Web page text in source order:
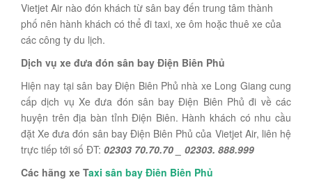
Vietjet Air nào đón khách từ sân bay đến trung tâm thành
phố nên hành khách có thể đi taxi, xe ôm hoặc thuê xe của
các công ty du lịch.
Dịch vụ xe đưa đón sân bay Điện Biên Phủ
Hiện nay tại sân bay Điện Biên Phủ nhà xe Long Giang cung
cấp dịch vụ Xe đưa đón sân bay Điện Biên Phủ đi về các
huyện trên địa bàn tỉnh Điện Biên. Hành khách có nhu cầu
đặt Xe đưa đón sân bay Điện Biên Phủ của Vietjet Air, liên hệ
trực tiếp tới số ĐT: 02303 70.70.70 _ 02303. 888.999
Các hãng xe Taxi sân bay Điên Biên Phủ